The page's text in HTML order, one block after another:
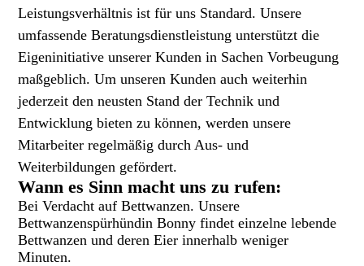
Leistungsverhältnis ist für uns Standard.Unsere
umfassende Beratungsdienstleistung unterstützt die
Eigeninitiative unserer Kunden in Sachen Vorbeugung
maßgeblich. Um unseren Kunden auch weiterhin
jederzeit den neusten Stand der Technik und
Entwicklung bieten zu können, werden unsere
Mitarbeiter regelmäßig durch Aus- und
Weiterbildungen gefördert.
Wann es Sinn macht uns zu rufen:
Bei Verdacht auf Bettwanzen. Unsere
Bettwanzenspürhündin Bonny findet einzelne lebende
Bettwanzen und deren Eier innerhalb weniger
Minuten.